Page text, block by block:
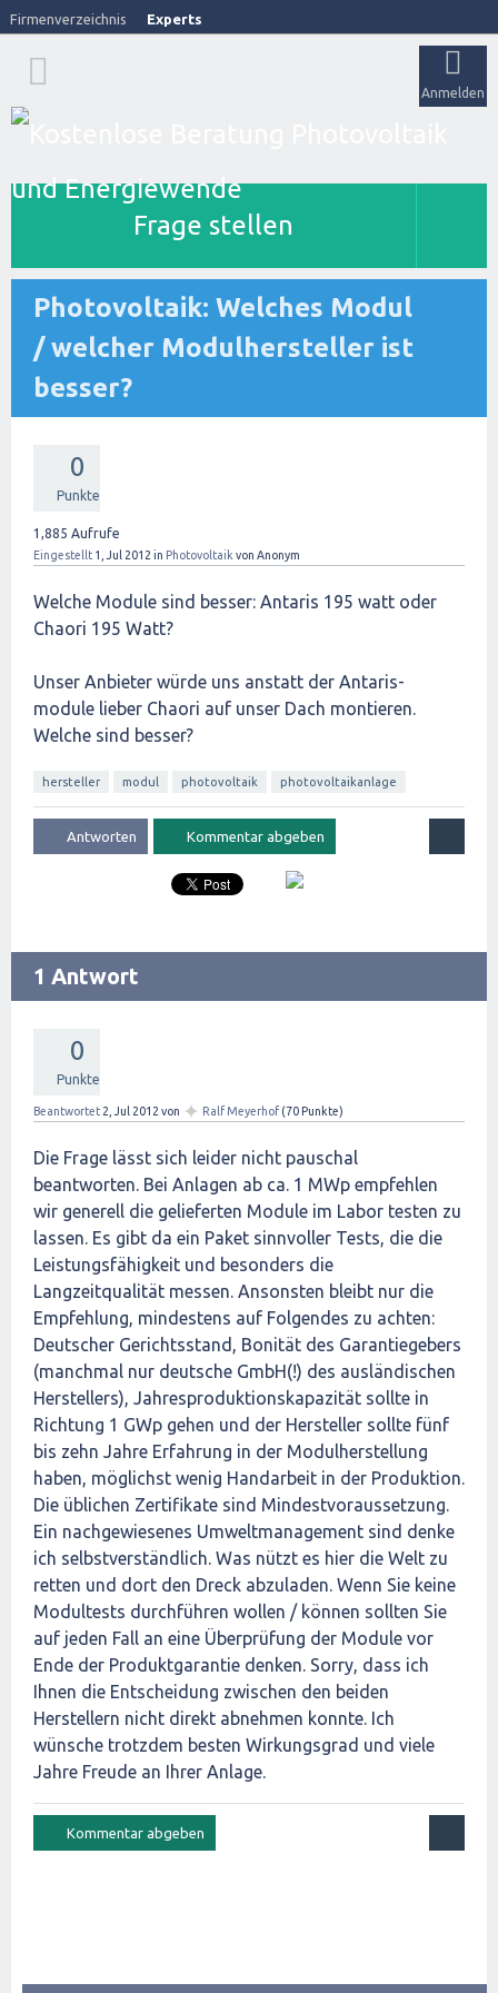
Firmenverzeichnis Experts
Anmelden
Frage stellen
Photovoltaik: Welches Modul
/ welcher Modulhersteller ist
besser?
0
Punkte
1,885 Aufrufe
Eingestellt 1, Jul 2012 in Photovoltaik von Anonym
Welche Module sind besser: Antaris 195 watt oder
Chaori 195 Watt?
Unser Anbieter würde uns anstatt der Antaris-
module lieber Chaori auf unser Dach montieren.
Welche sind besser?
hersteller modul photovoltaik photovoltaikanlage
1 Antwort
0
Punkte
Beantwortet 2, Jul 2012 von ✦ Ralf Meyerhof (70 Punkte)
Die Frage lässt sich leider nicht pauschal
beantworten. Bei Anlagen ab ca. 1 MWp empfehlen
wir generell die gelieferten Module im Labor testen zu
lassen. Es gibt da ein Paket sinnvoller Tests, die die
Leistungsfähigkeit und besonders die
Langzeitqualität messen. Ansonsten bleibt nur die
Empfehlung, mindestens auf Folgendes zu achten:
Deutscher Gerichtsstand, Bonität des Garantiegebers
(manchmal nur deutsche GmbH(!) des ausländischen
Herstellers), Jahresproduktionskapazität sollte in
Richtung 1 GWp gehen und der Hersteller sollte fünf
bis zehn Jahre Erfahrung in der Modulherstellung
haben, möglichst wenig Handarbeit in der Produktion.
Die üblichen Zertifikate sind Mindestvoraussetzung.
Ein nachgewiesenes Umweltmanagement sind denke
ich selbstverständlich. Was nützt es hier die Welt zu
retten und dort den Dreck abzuladen. Wenn Sie keine
Modultests durchführen wollen / können sollten Sie
auf jeden Fall an eine Überprüfung der Module vor
Ende der Produktgarantie denken. Sorry, dass ich
Ihnen die Entscheidung zwischen den beiden
Herstellern nicht direkt abnehmen konnte. Ich
wünsche trotzdem besten Wirkungsgrad und viele
Jahre Freude an Ihrer Anlage.